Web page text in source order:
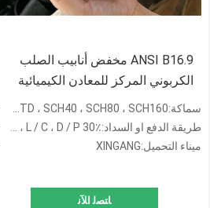
ANSI B16.9 مخفض أنابيب الصلب
الكربوني المركز للمعادن الكيميائية
سماكة:SCH5 ، SCH10 ، SCH20 ، STD ، SCH40 ، SCH80 ، SCH160
طريقة الدفع او السداد:T / T ، L / C ، D / P 30٪ دفعة مقدمة 70٪ انظر نسخة B / L
ميناء التحميل:XINGANG
ﺎﺘﺼﻟ ﺍﻶﻧ